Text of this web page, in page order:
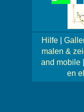
Hilfe|
malen &
and mobile|
en